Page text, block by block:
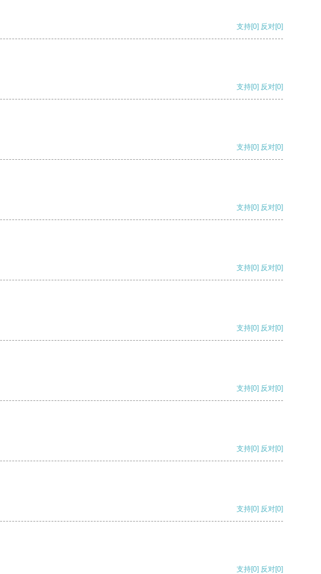
支持[0] 反对[0]
支持[0] 反对[0]
支持[0] 反对[0]
支持[0] 反对[0]
支持[0] 反对[0]
支持[0] 反对[0]
支持[0] 反对[0]
支持[0] 反对[0]
支持[0] 反对[0]
支持[0] 反对[0]